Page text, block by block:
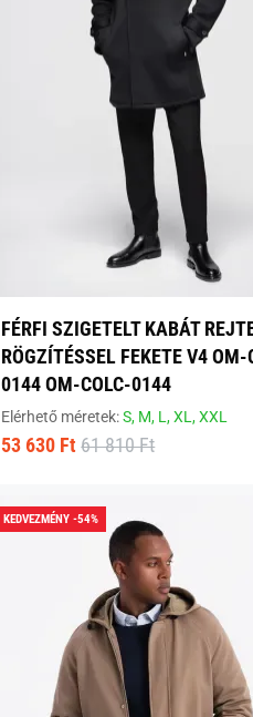
FÉRFI SZIGETELT KABÁT
RÖGZÍTÉSSEL FEKETE V4 OM-
0144 OM-COLC-0144
Elérhető méretek:S, M, L,XL,XXL
53 630 Ft 61 810 Ft
KEDVEZMÉNY -54%